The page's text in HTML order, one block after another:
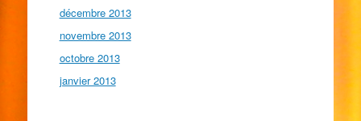
décembre 2013
novembre 2013
octobre 2013
janvier 2013